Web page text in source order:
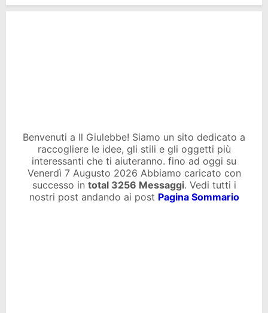
Benvenuti a Il Giulebbe! Siamo un sito dedicato a
raccogliere le idee, gli stili e gli oggetti più
interessanti che ti aiuteranno. fino ad oggi su
Venerdì 7 Augusto 2026 Abbiamo caricato con
successo in total 3256 Messaggi. Vedi tutti i
nostri post andando ai post Pagina Sommario